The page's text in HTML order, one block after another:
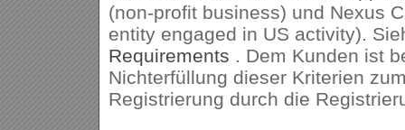
(non-profit business) und Nexus
entity engaged in US activity).
Requirements . Dem Kunden ist
Nichterfüllung dieser Kriterien
Registrierung durch die